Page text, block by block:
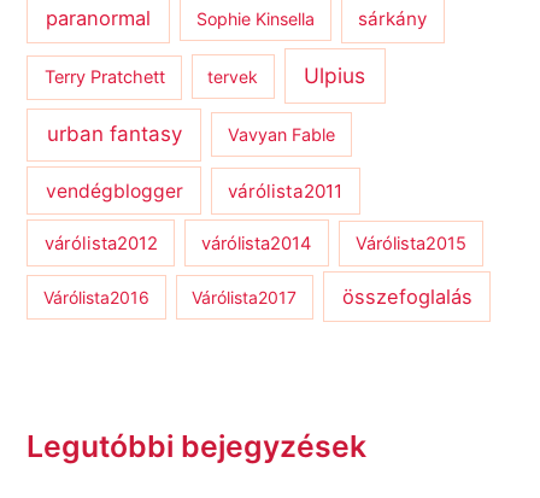
paranormal Sophie Kinsella sárkány
Terry Pratchett tervek Ulpius
urban fantasy Vavyan Fable
vendégblogger várólista2011
várólista2012 várólista2014 Várólista2015
Várólista2016 Várólista2017 összefoglalás
Legutóbbi bejegyzések